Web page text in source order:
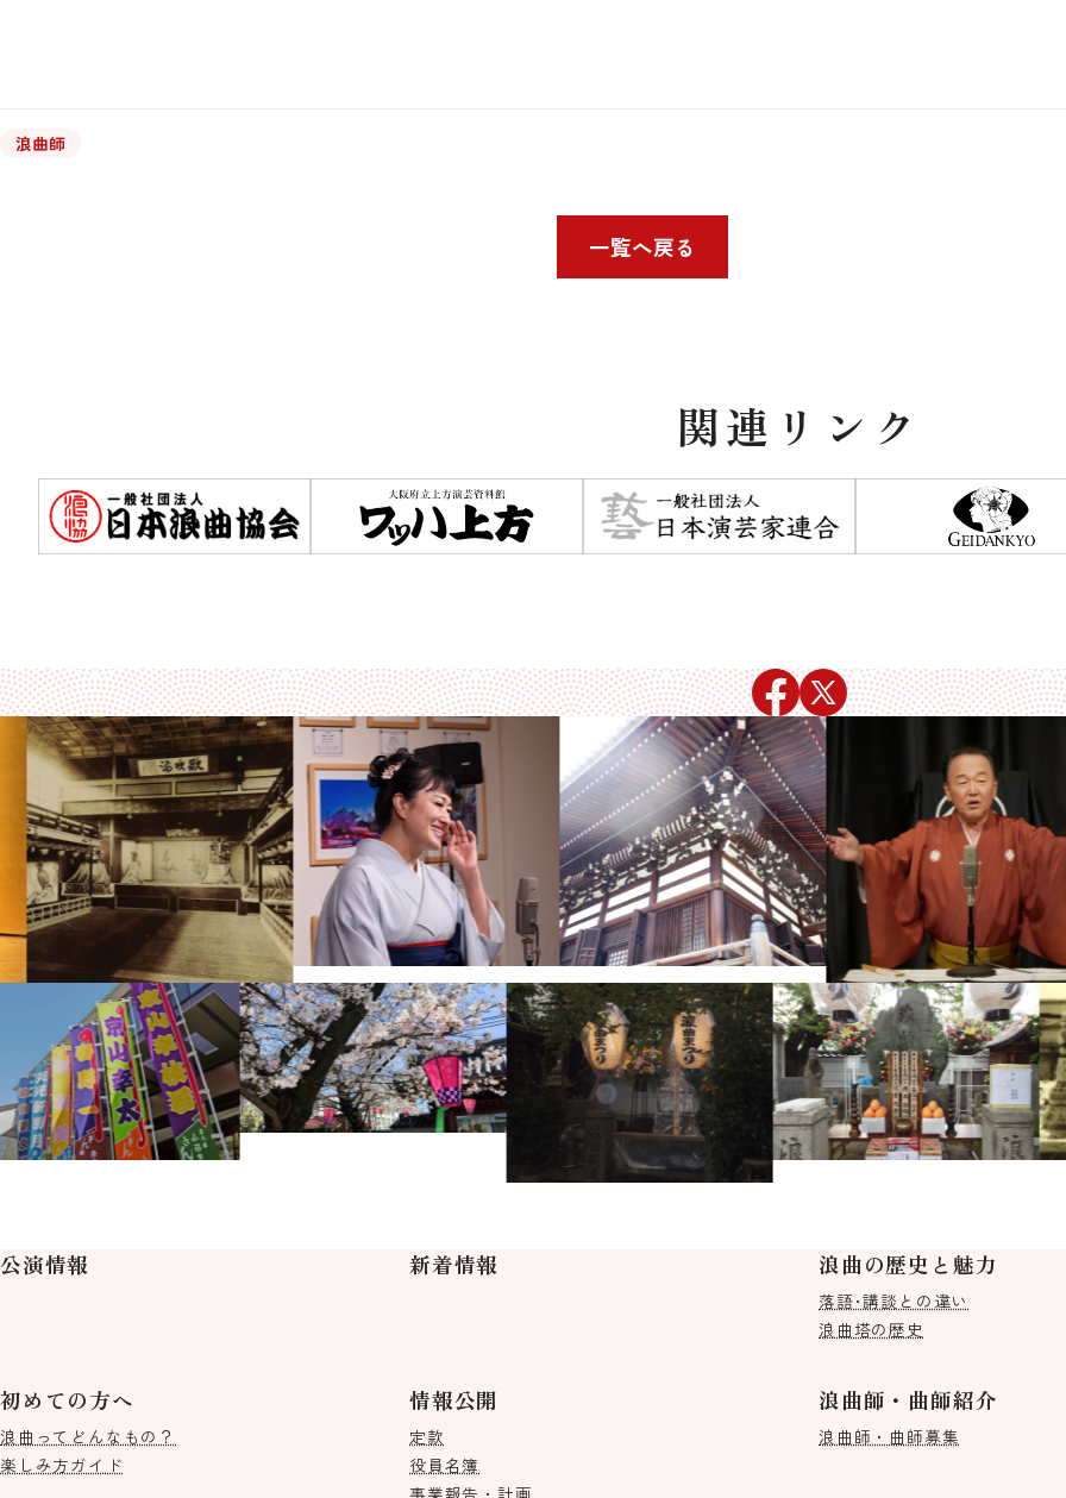
浪曲師
一覧へ戻る
関連リンク
公演情報 新着情報 浪曲の歴史と魅力
落語･講談との違い
浪曲塔の歴史
初めての方へ
浪曲ってどんなもの？
楽しみ方ガイド
情報公開
定款
役員名簿
浪曲師・曲師紹介
浪曲師・曲師募集